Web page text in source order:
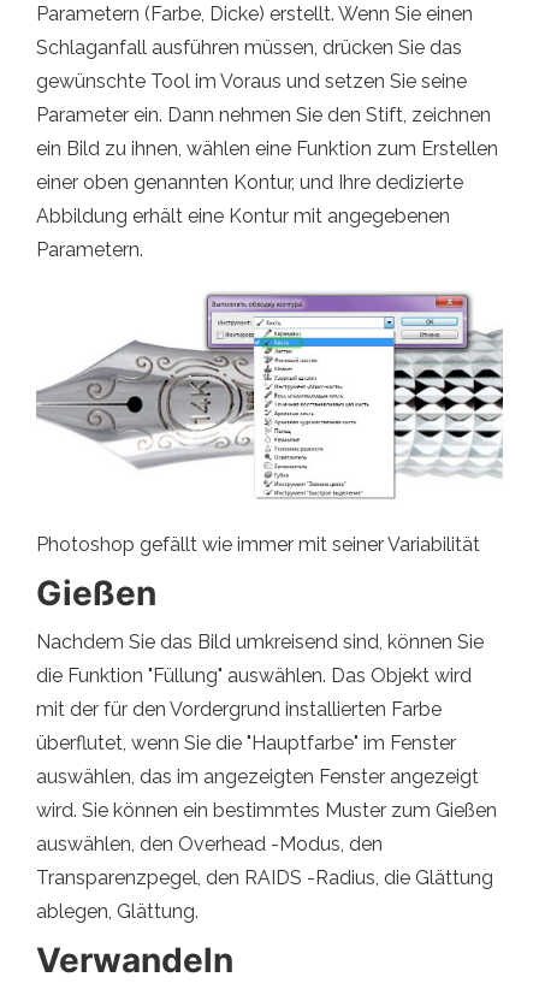
Parametern (Farbe, Dicke) erstellt. Wenn Sie einen
Schlaganfall ausführen müssen, drücken Sie das
gewünschte Tool im Voraus und setzen Sie seine
Parameter ein. Dann nehmen Sie den Stift, zeichnen
ein Bild zu ihnen, wählen eine Funktion zum Erstellen
einer oben genannten Kontur, und Ihre dedizierte
Abbildung erhält eine Kontur mit angegebenen
Parametern.
Photoshop gefällt wie immer mit seiner Variabilität
Gießen
Nachdem Sie das Bild umkreisend sind, können Sie
die Funktion "Füllung" auswählen. Das Objekt wird
mit der für den Vordergrund installierten Farbe
überflutet, wenn Sie die "Hauptfarbe" im Fenster
auswählen, das im angezeigten Fenster angezeigt
wird. Sie können ein bestimmtes Muster zum Gießen
auswählen, den Overhead -Modus, den
Transparenzpegel, den RAIDS -Radius, die Glättung
ablegen, Glättung.
Verwandeln